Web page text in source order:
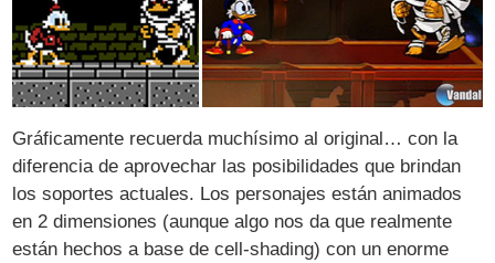
Gráficamente recuerda muchísimo al original… con la
diferencia de aprovechar las posibilidades que brindan
los soportes actuales. Los personajes están animados
en 2 dimensiones (aunque algo nos da que realmente
están hechos a base de cell-shading) con un enorme